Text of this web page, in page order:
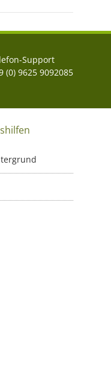
Support
(0) 9625 9092085